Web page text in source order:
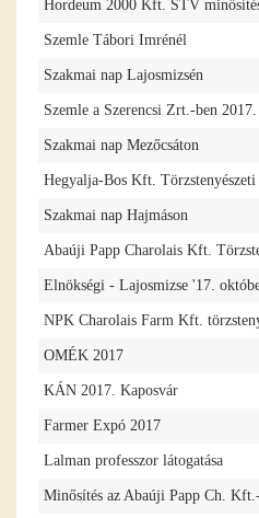
Hordeum 2000 Kft. STV
Szemle Tábori Imrénél
Szakmai nap Lajosmizsén
Szemle a Szerencsi Zrt.-ben 2017.
Szakmai nap Mezőcsáton
Hegyalja-Bos Kft. Törzstenyészeti
Szakmai nap Hajmáson
Abaúji Papp Charolais Kft.
Elnökségi - Lajosmizse '17.
NPK Charolais Farm Kft.
OMÉK 2017
KÁN 2017. Kaposvár
Farmer Expó 2017
Lalman professzor látogatása
Minősítés az Abaúji Papp Ch.